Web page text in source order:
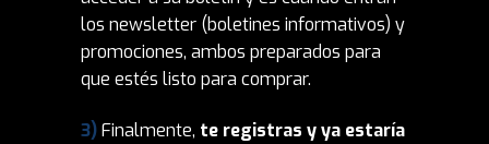
los newsletter (boletines informativos) y
promociones, ambos preparados para
que estés listo para comprar.
3)Finalmente, te registras y ya estaría